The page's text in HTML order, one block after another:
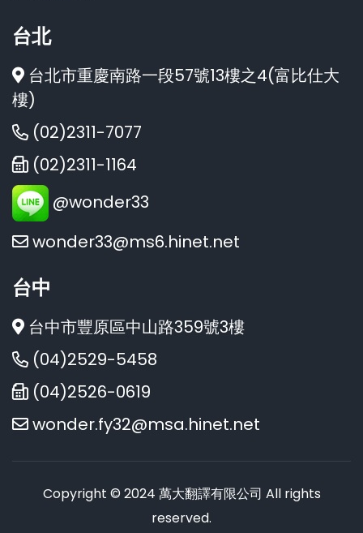
台北
台北市重慶南路一段57號13樓之4(富比仕大
樓)
(02)2311-7077
(02)2311-1164
@wonder33
wonder33@ms6.hinet.net
台中
台中市豐原區中山路359號3樓
(04)2529-5458
(04)2526-0619
wonder.fy32@msa.hinet.net
Copyright © 2024 萬大翻譯有限公司 All rights
reserved.